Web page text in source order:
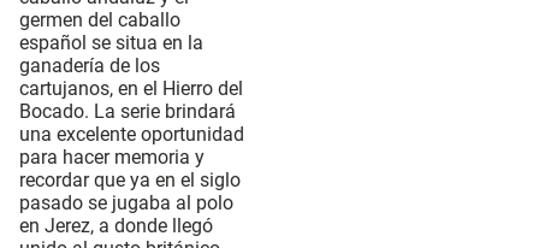
germen del caballo
español se situa en la
ganadería de los
cartujanos, en el Hierro del
Bocado. La serie brindará
una excelente oportunidad
para hacer memoria y
recordar que ya en el siglo
pasado se jugaba al polo
en Jerez, a donde llegó